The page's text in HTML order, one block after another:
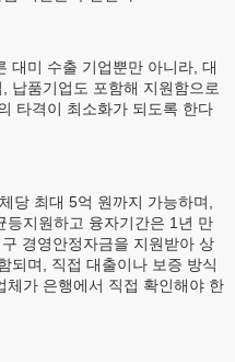
대미 수출 기업뿐만 아니라, 대
납품기업도 포함해 지원함으로
타격이 최소화가 되도록 한다
당 최대 5억 원까지 가능하며,
등지원하고 융자기간은 1년 만
경영안정자금을 지원받아 상
되며, 직접 대출이나 보증 방식
체가 은행에서 직접 확인해야 한